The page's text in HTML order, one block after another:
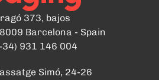
373, bajos
Barcelona - Spain
931 146 004
Simó, 24-26